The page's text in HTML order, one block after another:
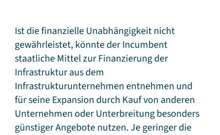
Ist die finanzielle Unabhängigkeit nicht
gewährleistet, könnte der Incumbent
staatliche Mittel zur Finanzierung der
Infrastruktur aus dem
Infrastrukturunternehmen entnehmen und
für seine Expansion durch Kauf von anderen
Unternehmen oder Unterbreitung besonders
günstiger Angebote nutzen. Je geringer die